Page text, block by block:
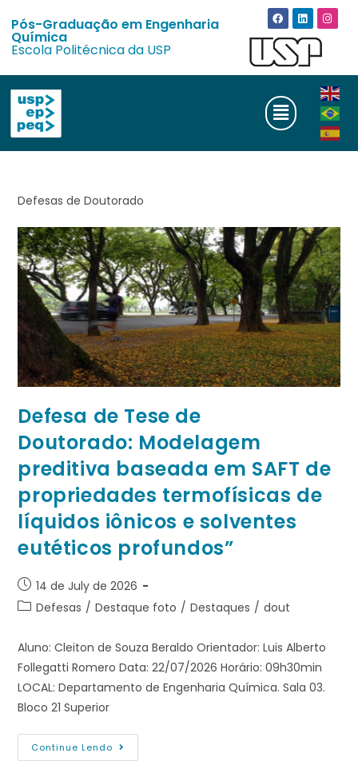
Pós-Graduação em Engenharia
Química
Escola Politécnica da USP
Defesas de Doutorado
Defesa de Tese de
Doutorado: Modelagem
preditiva baseada em SAFT de
propriedades termofísicas de
líquidos iônicos e solventes
eutéticos profundos”
14 de July de 2026
Defesas / Destaque foto / Destaques / dout
Aluno: Cleiton de Souza Beraldo Orientador: Luis Alberto
Follegatti Romero Data: 22/07/2026 Horário: 09h30min
LOCAL: Departamento de Engenharia Química. Sala 03.
Bloco 21 Superior
Continue Lendo